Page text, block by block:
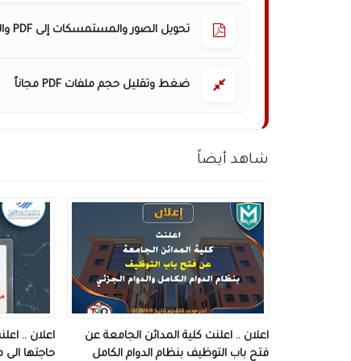
تحويل الصور والمستمسكات إلى PDF والعكس
ضغط وتقليل حجم ملفات PDF مجاناً
شاهد أيضاً
اعلان .. اعلنت كلية المدائن الجامعة عن
فتح باب التوظيف بنظام الدوام الكامل
اعلان ..
حاجتها